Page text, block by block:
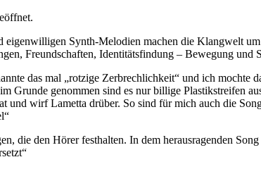
eigenwilligen Synth-Melodien machen die Klangwelt
Freundschaften, Identitätsfindung – Bewegung und
das mal „rotzige Zerbrechlichkeit“ und ich mochte
Grunde genommen sind es nur billige Plastikstreifen
und wirf Lametta drüber. So sind für mich auch die
die den Hörer festhalten. In dem herausragenden